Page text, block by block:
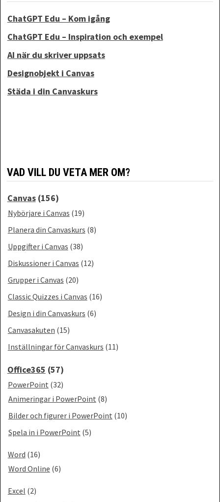
ChatGPT Edu – Kom igång
ChatGPT Edu – Inspiration och exempel
AI när du skriver uppsats
Designobjekt i Canvas
Städa i din Canvaskurs
VAD VILL DU VETA MER OM?
Canvas(156)
Nybörjare i Canvas (19)
Planera din Canvaskurs (8)
Uppgifter i Canvas (38)
Diskussioner i Canvas (12)
Grupper i Canvas (20)
Classic Quizzes i Canvas (16)
Design i din Canvaskurs (6)
Canvasakuten (15)
Inställningar för Canvaskurs (11)
Office365 (57)
PowerPoint (32)
Animeringar i PowerPoint (8)
Bilder och figurer i PowerPoint (10)
Spela in i PowerPoint (5)
Word (16)
Word Online (6)
Excel (2)